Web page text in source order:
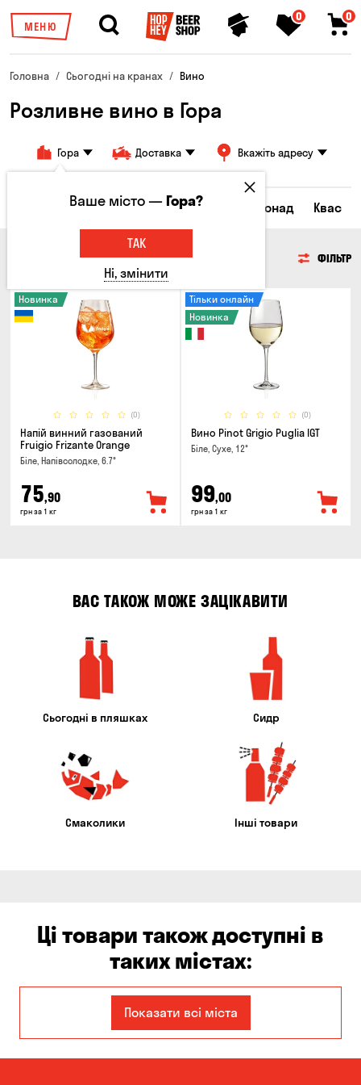
МЕНЮ
0 0
Головна Сьогодні на кранах Вино
Розливне вино в Гора
Гора Доставка Вкажіть адресу
Всі товари Пиво Сидр Вино Лимонад Квас
ФІЛЬТР
(0)
Новинка
Напій винний газований
Fruigio Frizante Orange
Біле, Напівсолодке, 6.7°
75,90
грн за 1 кг
(0)
Тільки онлайн
Новинка
Вино Pinot Grigio Puglia IGT
Біле, Сухе, 12°
99,00
грн за 1 кг
ВАС ТАКОЖ МОЖЕ ЗАЦІКАВИТИ
Сьогодні в пляшках Сидр
Смаколики Інші товари
Ці товари також доступні в
таких містах:
Авангард
Вільне Гнідин
Показати всі міста
Ваше місто —Гора?
ТАК
Ні, змінити